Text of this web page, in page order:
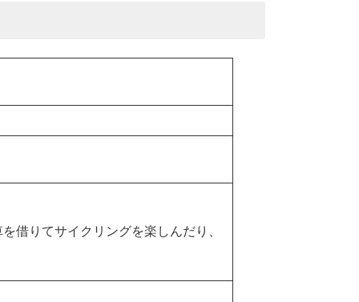
借りてサイクリングを楽しんだり、